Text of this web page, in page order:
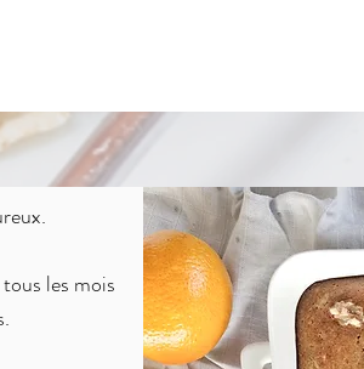
les mois